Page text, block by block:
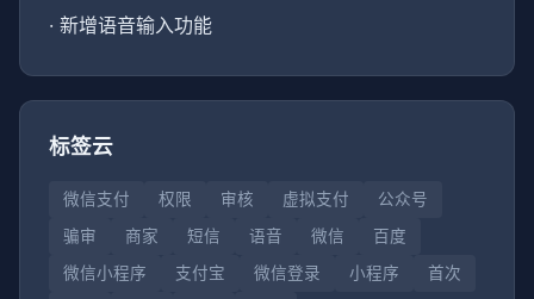
· 新增语音输入功能
标签云
微信支付 权限 审核 虚拟支付
公众号
骗审
商家 短信 语音 微信
百度
微信小程序
支付宝 微信登录 小程序
首次